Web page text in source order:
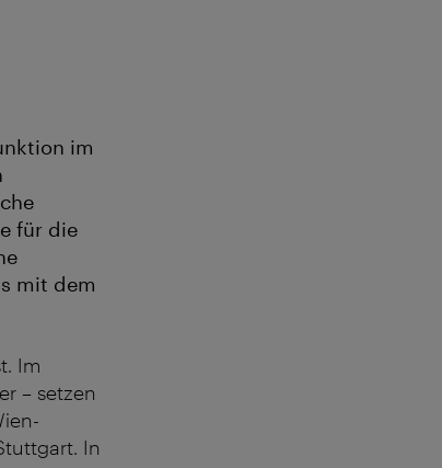
im
für die
mit dem
Im
– setzen
In